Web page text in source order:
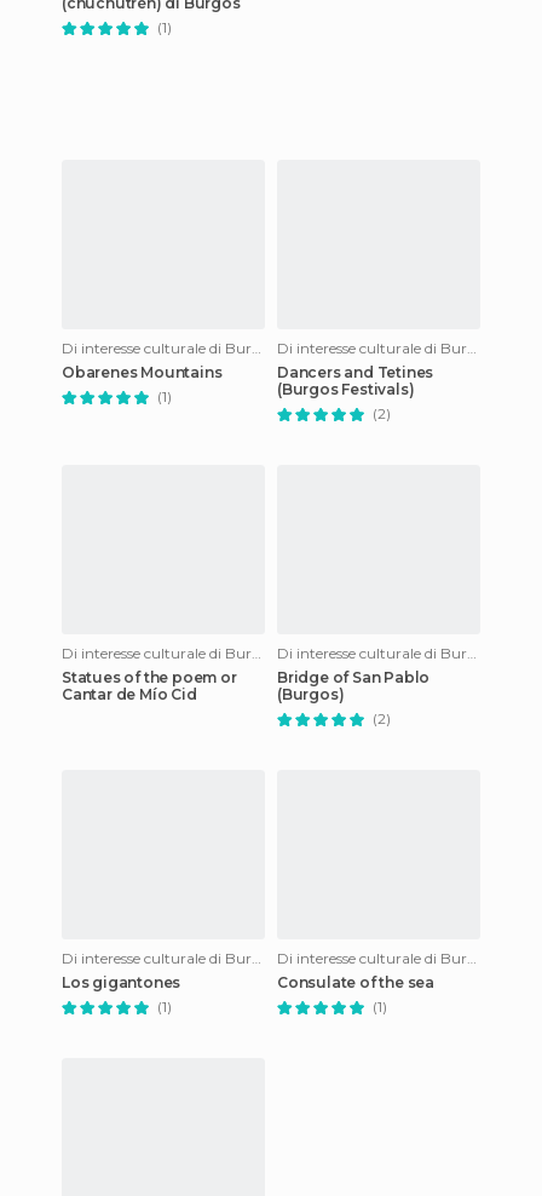
(1)
Di interesse culturale di Burgos
Obarenes Mountains
(1)
Di interesse culturale di Burgos
Dancers and Tetines
(Burgos Festivals)
(2)
Di interesse culturale di Burgos
Statues of the poem or
Cantar de Mío Cid
Di interesse culturale di Burgos
Bridge of San Pablo
(Burgos)
(2)
Di interesse culturale di Burgos
Los gigantones
(1)
Di interesse culturale di Burgos
Consulate of the sea
(1)